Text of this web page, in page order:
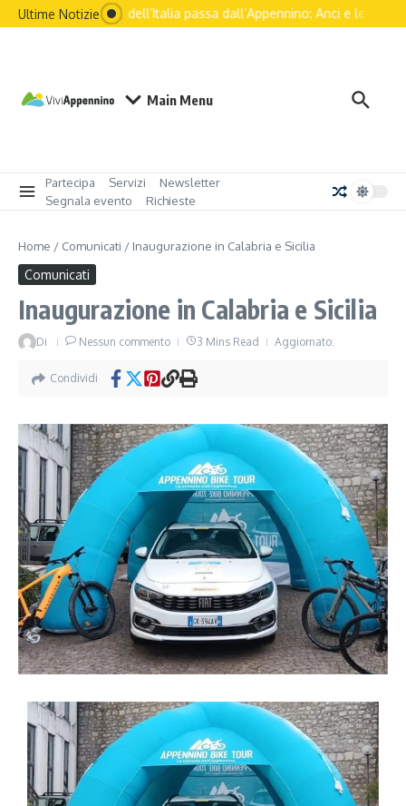
Ultime NotizieIl futuro dell’Italia passa dall’Appennino: Anci e le
Main Menu
Partecipa Servizi
Newsletter
Segnala evento
Richieste
Home / Comunicati / Inaugurazione in Calabria e Sicilia
Comunicati
Inaugurazione in Calabria e Sicilia
Di Nessun commento 3 Mins Read Aggiornato:
Condividi